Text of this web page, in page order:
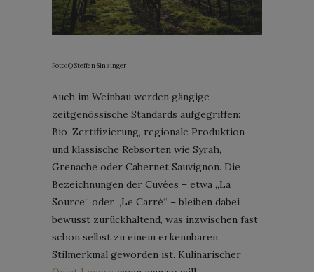
Foto: © Steffen Sinzinger
Auch im Weinbau werden gängige
zeitgenössische Standards aufgegriffen:
Bio-Zertifizierung, regionale Produktion
und klassische Rebsorten wie Syrah,
Grenache oder Cabernet Sauvignon. Die
Bezeichnungen der Cuvées – etwa „La
Source“ oder „Le Carré“ – bleiben dabei
bewusst zurückhaltend, was inzwischen fast
schon selbst zu einem erkennbaren
Stilmerkmal geworden ist. Kulinarischer